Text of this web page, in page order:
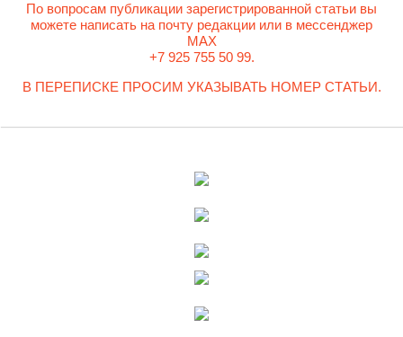
По вопросам публикации зарегистрированной статьи вы
можете написать на почту редакции или в мессенджер
MAX
+7 925 755 50 99.
В ПЕРЕПИСКЕ ПРОСИМ УКАЗЫВАТЬ НОМЕР СТАТЬИ.